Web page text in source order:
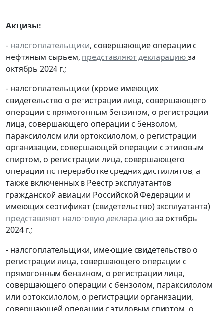
Акцизы:
- налогоплательщики, совершающие операции с
нефтяным сырьем, представляютдекларациюза
октябрь 2024 г.;
- налогоплательщики (кроме имеющих
свидетельство о регистрации лица, совершающего
операции с прямогонным бензином, о регистрации
лица, совершающего операции с бензолом,
параксилолом или ортоксилолом, о регистрации
организации, совершающей операции с этиловым
спиртом, о регистрации лица, совершающего
операции по переработке средних дистиллятов, а
также включенных в Реестр эксплуатантов
гражданской авиации Российской Федерации и
имеющих сертификат (свидетельство) эксплуатанта)
представляют налоговую декларациюза октябрь
2024 г.;
- налогоплательщики, имеющие свидетельство о
регистрации лица, совершающего операции с
прямогонным бензином, о регистрации лица,
совершающего операции с бензолом, параксилолом
или ортоксилолом, о регистрации организации,
совершающей операции с этиловым спиртом, о